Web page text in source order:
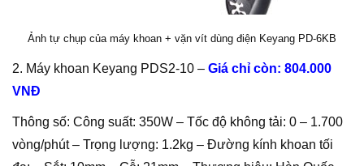
Ảnh tự chụp của máy khoan + vặn vít dùng điện Keyang PD-6KB
2. Máy khoan Keyang PDS2-10 – Giá chỉ còn: 804.000
VNĐ
Thông số: Công suất: 350W – Tốc độ không tải: 0 – 1.700
vòng/phút – Trọng lượng: 1.2kg – Đường kính khoan tối